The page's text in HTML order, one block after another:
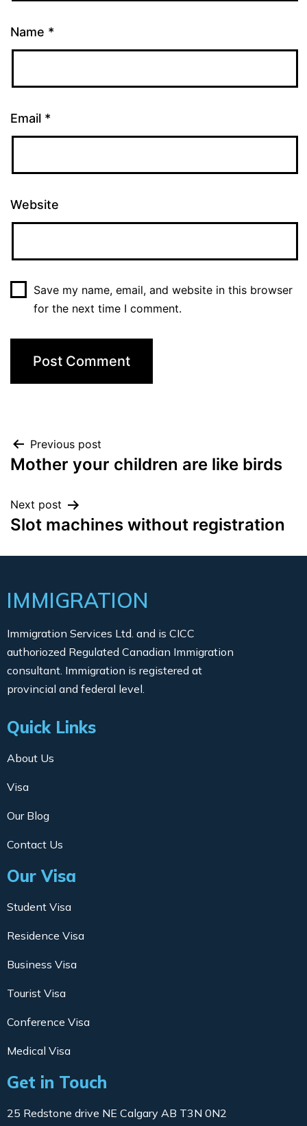
Name *
Email *
Website
Save my name, email, and website in this browser
for the next time I comment.
Previous post
Mother your children are like birds
Next post
Slot machines without registration
IMMIGRATION
Immigration Services Ltd. and is CICC
authoriozed Regulated Canadian Immigration
consultant. Immigration is registered at
provincial and federal level.
Quick Links
About Us
Visa
Our Blog
Contact Us
Our Visa
Student Visa
Residence Visa
Business Visa
Tourist Visa
Conference Visa
Medical Visa
Get in Touch
25 Redstone drive NE Calgary AB T3N 0N2